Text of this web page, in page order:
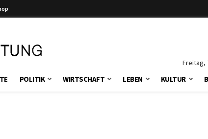
Freitag,
POLITIK WIRTSCHAFT LEBEN KULTUR